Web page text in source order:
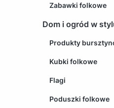
Zabawki folkowe
Dom i ogród w
Produkty
Kubki folkowe
Flagi
Poduszki folkowe